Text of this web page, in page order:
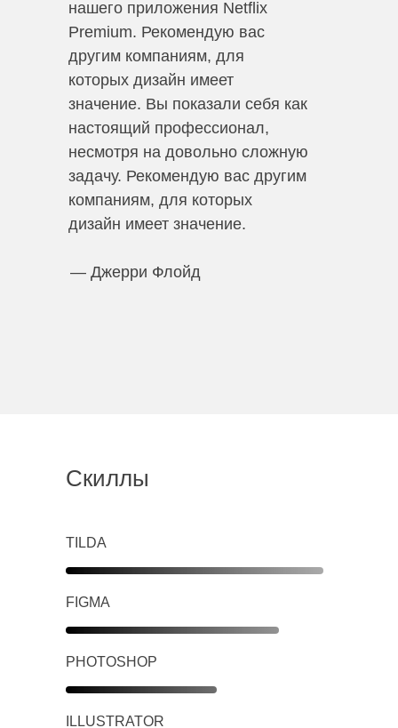
нашего приложения Netflix
Premium. Рекомендую вас
другим компаниям, для
которых дизайн имеет
значение. Вы показали себя как
настоящий профессионал,
несмотря на довольно сложную
задачу. Рекомендую вас другим
компаниям, для которых
дизайн имеет значение.
— Джерри Флойд
Скиллы
TILDA
FIGMA
ILLUSTRATOR
PHOTOSHOP